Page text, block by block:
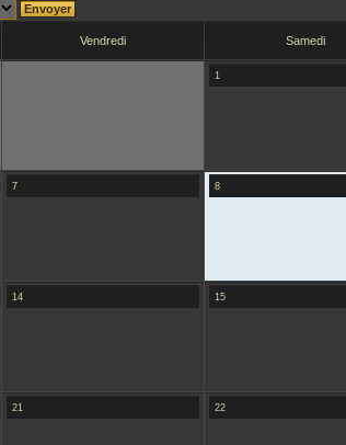
Vendredi Samedi
1
7 8
14 15
21 22